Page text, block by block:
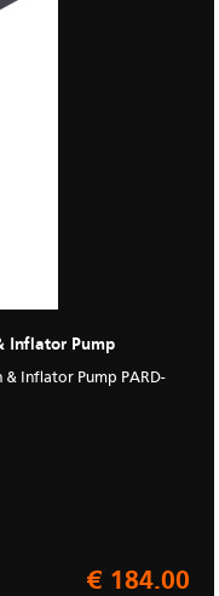
Inflator Pump
Inflator Pump PARD-
€ 184.00